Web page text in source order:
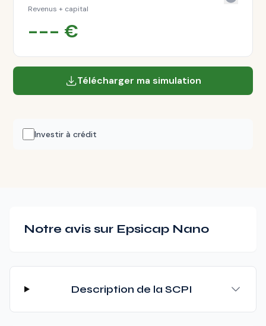
Revenus + capital
--- €
Télécharger ma simulation
Investir à crédit
Notre avis sur Epsicap Nano
Description de la SCPI